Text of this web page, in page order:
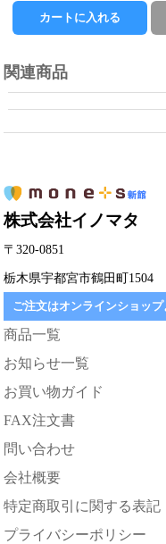
関連商品
株式会社イノマタ
〒320-0851
栃木県宇都宮市鶴田町1504
ご注文はオンラインショップ
商品一覧
お知らせ一覧
お買い物ガイド
FAX注文書
問い合わせ
会社概要
特定商取引に関する表記
プライバシーポリシー